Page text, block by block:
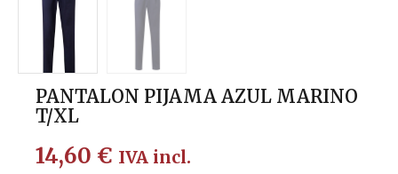
PANTALON PIJAMA AZUL MARINO
T/XL
14,60 € IVA incl.